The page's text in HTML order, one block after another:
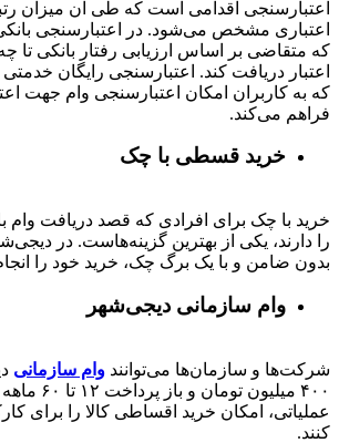
اعتبارسنجی اقدامی است که طی آن میزان
اعتباری مشخص می‌شود. در اعتبارسنجی
که متقاضی بر اساس ارزیابی رفتار بانکی تا
اعتبار دریافت کند. اعتبارسنجی رایگان
که به کاربران امکان اعتبارسنجی وام جهت
فراهم می‌کند.
خرید قسطی با چک
خرید با چک برای افرادی که قصد دریافت
را دارند، یکی از بهترین گزینه‌هاست. در
بدون ضامن و با یک برگ چک، خرید خود را
وام سازمانی دیجی‌شهر
شرکت‌ها و سازمان‌ها می‌توانند وام سازمانی
۴۰۰ میلیون تومان و باز پرداخت ۱۲ تا ۶۰
عملیاتی، امکان خرید اقساطی کالا را برای
کنند.